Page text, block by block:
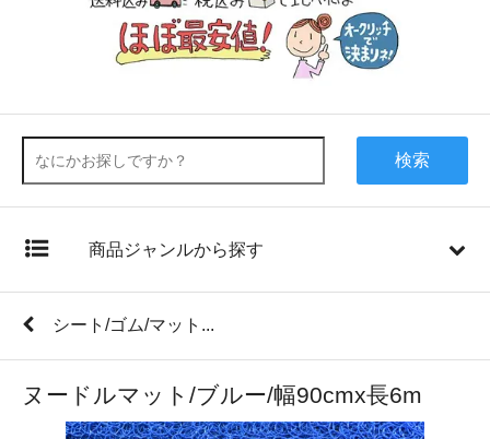
検索
商品ジャンルから探す
シート/ゴム/マット...
ヌードルマット/ブルー/幅90cmx長6m